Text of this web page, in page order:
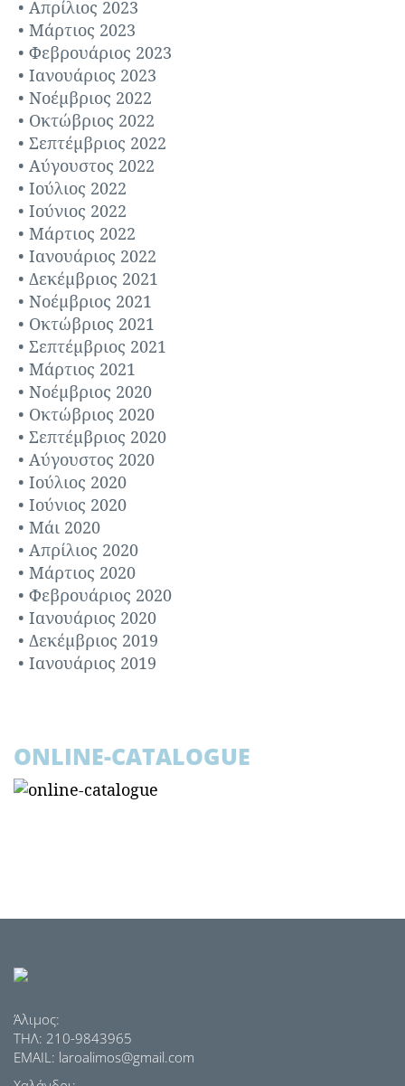
ΛΟΙΠΑ ΠΡΟΪΟΝΤΑ ΚΑΙ ΚΑΘΊΣΜΑΤΑ
Απρίλιος 2023
Μάρτιος 2023
Φεβρουάριος 2023
Ιανουάριος 2023
Νοέμβριος 2022
Οκτώβριος 2022
Σεπτέμβριος 2022
Αύγουστος 2022
Ιούλιος 2022
Ιούνιος 2022
Μάρτιος 2022
Ιανουάριος 2022
Δεκέμβριος 2021
Νοέμβριος 2021
Οκτώβριος 2021
Σεπτέμβριος 2021
Μάρτιος 2021
Νοέμβριος 2020
Οκτώβριος 2020
Σεπτέμβριος 2020
Αύγουστος 2020
Ιούλιος 2020
Ιούνιος 2020
Μάι 2020
Απρίλιος 2020
Μάρτιος 2020
Φεβρουάριος 2020
Ιανουάριος 2020
Δεκέμβριος 2019
Ιανουάριος 2019
ONLINE-CATALOGUE
Άλιμος:
ΤΗΛ: 210-9843965
EMAIL: laroalimos@gmail.com